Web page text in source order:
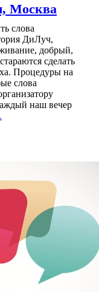
Москва
слова
ДиЛуч,
добрый,
сделать
Процедуры на
слова
наш вечер